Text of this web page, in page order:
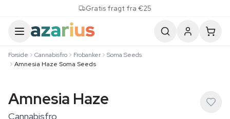
Gratis fragt fra €25
Forside Cannabisfro Frobanker
Soma Seeds
Amnesia Haze Soma Seeds
Amnesia Haze
Cannabisfro